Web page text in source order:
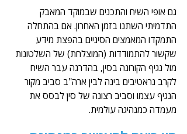
גם אופי השיח והתכנים שבמוקד המאבק
התדמיתי השתנו בזמן האחרון. אם בהתחלה
התמקדו המאמצים הסיניים בהפצת מידע
שקשור להתמודדות (המוצלחת) של השלטונות
מול נגיף הקורונה בסין, בהדרגה עבר השיח
לקרב נראטיבים בינה לבין ארה"ב סביב מקור
הנגיף עצמו וסביב רצונה של סין לבסס את
מעמדה כמנהיגה עולמית.